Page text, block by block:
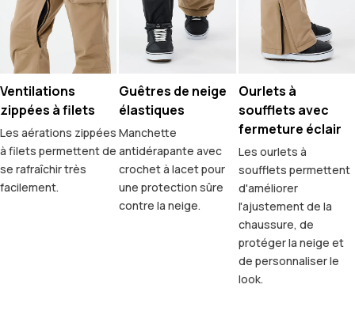
Ventilations
zippées à filets
Les aérations zippées
à filets permettent de
se rafraîchir très
facilement.
Guêtres de neige
élastiques
Manchette
antidérapante avec
crochet à lacet pour
une protection sûre
contre la neige.
Ourlets à
soufflets avec
fermeture éclair
Les ourlets à
soufflets permettent
d'améliorer
l'ajustement de la
chaussure, de
protéger la neige et
de personnaliser le
look.